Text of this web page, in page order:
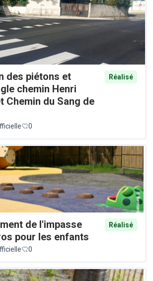
des piétons et
chemin Henri
Chemin du Sang de
Réalisé
0
de l'impasse
pour les enfants
Réalisé
0